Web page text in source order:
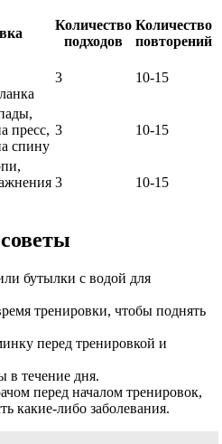
Количество
подходов
Количество
повторений
3 10-15
пресс,
спину
3 10-15
3 10-15
бутылки с водой для
тренировки, чтобы поднять
перед тренировкой и
в течение дня.
перед началом тренировок,
какие-либо заболевания.